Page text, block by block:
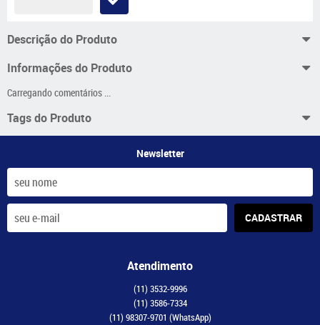
Descrição do Produto
Informações do Produto
Carregando comentários ...
Tags do Produto
Newsletter
CADASTRAR
Atendimento
(11) 3532-9996
(11) 3586-7334
(11) 98307-9701 (WhatsApp)